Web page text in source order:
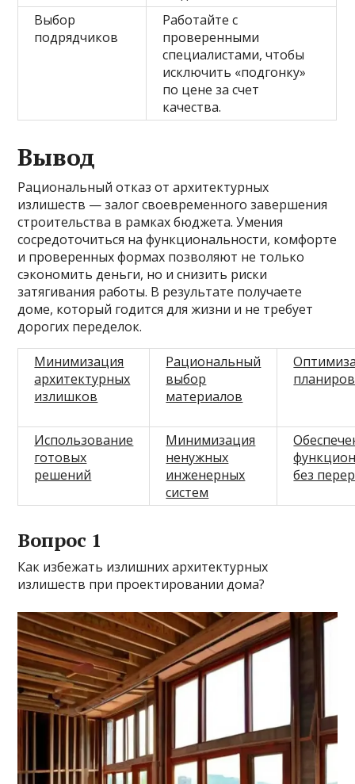
Выбор
подрядчиков
Работайте с
проверенными
специалистами, чтобы
исключить «подгонку»
по цене за счет
качества.
Вывод
Рациональный отказ от архитектурных
излишеств — залог своевременного завершения
строительства в рамках бюджета. Умения
сосредоточиться на функциональности, комфортe
и проверенных формах позволяют не только
сэкономить деньги, но и снизить риски
затягивания работы. В результате получаете
доме, который годится для жизни и не требует
дорогих переделок.
Минимизация
архитектурных
излишков
Рациональный
выбор
материалов
Использование
готовых
решений
Минимизация
ненужных
инженерных
систем
без
Вопрос 1
Как избежать излишних архитектурных
излишеств при проектировании дома?